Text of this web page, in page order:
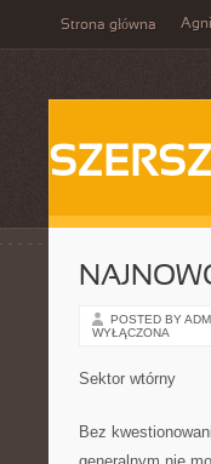
Strona główna
POSTED BY
WYŁĄCZONA
Sektor wtórny
Bez